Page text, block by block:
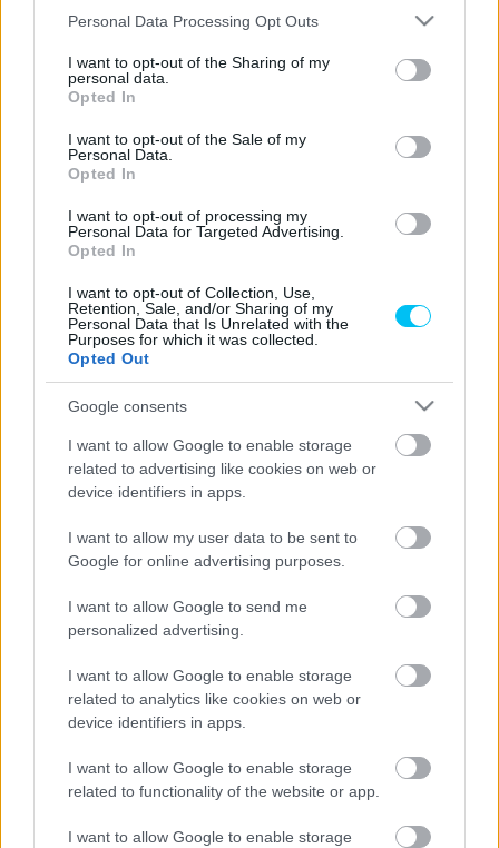
Please note that this website/app uses one or more Google
not limited to your visit or usage behaviour. You may click to
grant or deny consent to Google and its third-party tags to
use your data for below specified purposes in below Google
consent section.
Personal Data Processing Opt Outs
I want to opt-out of the Sharing of my
personal data.
Opted In
I want to opt-out of the Sale of my
Personal Data.
Opted In
I want to opt-out of processing my
Personal Data for Targeted Advertising.
Opted In
I want to opt-out of Collection, Use,
Retention, Sale, and/or Sharing of my
Personal Data that Is Unrelated with the
Purposes for which it was collected.
Opted Out
Google consents
I want to allow Google to enable storage
related to advertising like cookies on web or
device identifiers in apps.
I want to allow my user data to be sent to
Google for online advertising purposes.
I want to allow Google to send me
personalized advertising.
I want to allow Google to enable storage
related to analytics like cookies on web or
device identifiers in apps.
I want to allow Google to enable storage
related to functionality of the website or app.
I want to allow Google to enable storage
először nem is lehetett száraz gumikra gondolni.
Bár a pálya az FP2 érdemi részére felszáradt, a délelőtti
időket nem sikerült elérni. Álex Rins már az első edzésen
gyors kört mert menni, amivel a 2. helyen végzett, így a
Suzuki versenyzője ideiglenesen helyet szerzett a Q2-ben.
„Az FP1 és az FP2 is remekül sikerült számunkra. A száraz
pályán reggel nagyon versenyképes voltam. A végén
megpróbáltunk egy gyors kört futni, hogy lássuk, hol
tartunk. A csapatfőnököm délután szerette volna, ha
legalább egy kört megyünk, ezért a lágy hátsó gumit
próbáltuk ki.”
„Az eső ellenére jól sikerült az FP2. A pálya nem volt
nagyon gyorsan szárad. Végül nem váltottunk a slick
gumikra, mint néhány versenyző. Jó érzésem van, és
izgatottan várom a szombatot.”
összehasonlítjuk a Phillip Island-i pályával, akkor itt
sokkal jobb. Ausztráliában a gumi jobb oldala
csúszkáltunk. Ha az FP2 a versenykörülmények között
lett volna, akkor tíz vagy tizenkét kör után mindenkinek a
bokszba kellett volna mennie kereket cserélni.”